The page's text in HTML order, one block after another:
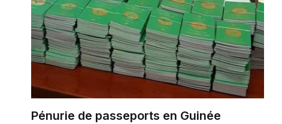
Pénurie de passeports en Guinée